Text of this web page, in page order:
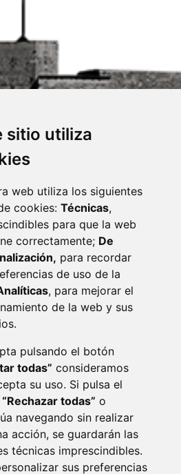
sitio utiliza
web utiliza los siguientes
cookies: Técnicas,
para que la web
correctamente; De
para recordar
de uso de la
, para mejorar el
de la web y sus
pulsando el botón
todas” consideramos
su uso. Si pulsa el
“Rechazar todas” o
navegando sin realizar
acción, se guardarán las
técnicas imprescindibles.
sus preferencias
MONZÓN - ARAGÓN (ESPAÑA)
974 400 700 ·
monzon.es
LEGAL
DE DATOS
DE COOKIES
ENLACE EXTERNO AL